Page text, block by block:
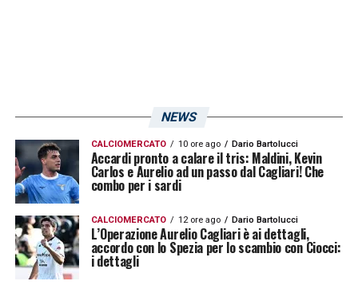
NEWS
CALCIOMERCATO 10 ore ago Dario Bartolucci
Accardi pronto a calare il tris: Maldini, Kevin
Carlos e Aurelio ad un passo dal Cagliari! Che
combo per i sardi
CALCIOMERCATO 12 ore ago Dario Bartolucci
L’Operazione Aurelio Cagliari è ai dettagli,
accordo con lo Spezia per lo scambio con Ciocci:
i dettagli